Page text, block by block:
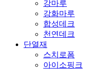
강마루
강화마루
합성데크
천연데크
단열재
스치로폼
아이소핑크